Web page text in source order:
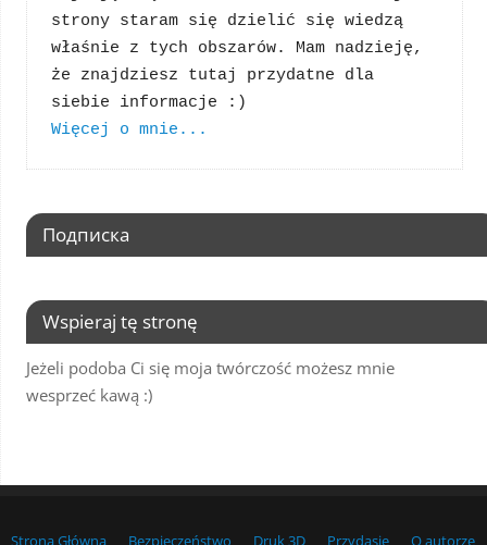
strony staram się dzielić się wiedzą
właśnie z tych obszarów. Mam nadzieję,
że znajdziesz tutaj przydatne dla
Więcej o mnie...
Подписка
Wspieraj tę stronę
Jeżeli podoba Ci się moja twórczość możesz mnie
wesprzeć kawą :)
Strona Główna Bezpieczeństwo Druk 3D Przydasie O autorze